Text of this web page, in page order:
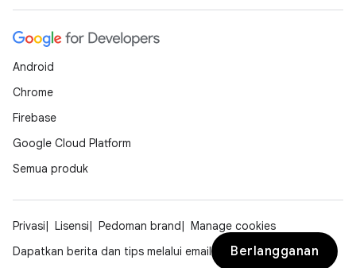
Android
Chrome
Firebase
Google Cloud Platform
Semua produk
Privasi Lisensi Pedoman brand
Manage cookies
Dapatkan berita dan tips melalui email
Berlangganan